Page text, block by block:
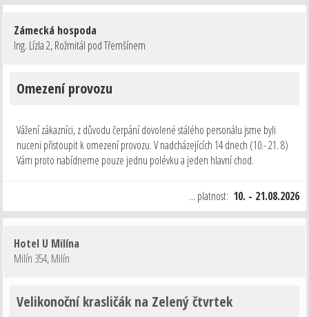
Zámecká hospoda
Ing. Lízla 2,Rožmitál pod Třemšínem
Omezení provozu
Vážení zákazníci, z důvodu čerpání dovolené stálého personálu jsme byli
nuceni přistoupit k omezení provozu. V nadcházejících 14 dnech (10.- 21. 8)
Vám proto nabídneme pouze jednu polévku a jeden hlavní chod.
... platnost: 10. - 21.08.2026
Hotel U Milína
Milín 354,Milín
Velikonoční krasličák na Zelený čtvrtek